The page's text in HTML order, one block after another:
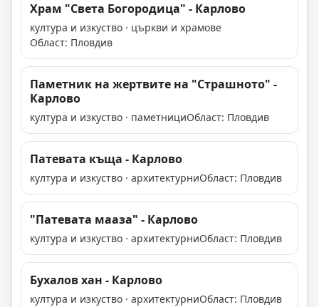
Храм "Света Богородица" - Карлово
култура и изкуство · църкви и храмове
Област: Пловдив
Паметник на жертвите на "Страшното" -
Карлово
култура и изкуство · паметнициОбласт: Пловдив
Патевата къща - Карлово
култура и изкуство · архитектурниОбласт: Пловдив
"Патевата мааза" - Карлово
култура и изкуство · архитектурниОбласт: Пловдив
Бухалов хан - Карлово
култура и изкуство · архитектурниОбласт: Пловдив